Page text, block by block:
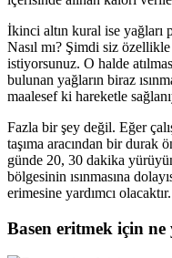
İkinci altın kural ise yağları
Nasıl mı? Şimdi siz
istiyorsunuz. O halde
bulunan yağların biraz
maalesef ki hareketle
Fazla bir şey değil. Eğer
taşıma aracından bir durak
günde 20, 30 dakika
bölgesinin ısınmasına
erimesine yardımcı olacaktır.
Basen eritmek için ne